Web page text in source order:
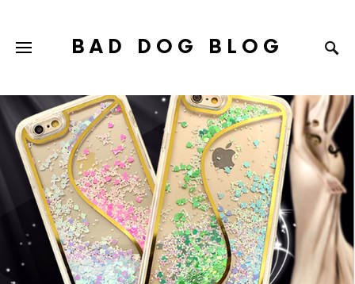
BAD DOG BLOG